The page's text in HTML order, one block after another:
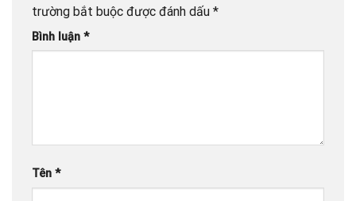
trường bắt buộc được đánh dấu *
Bình luận *
Tên *